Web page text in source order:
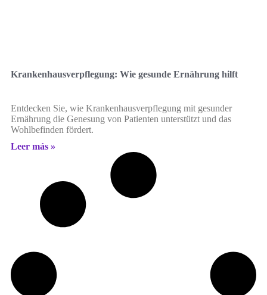
Krankenhausverpflegung: Wie gesunde Ernährung hilft
Entdecken Sie, wie Krankenhausverpflegung mit gesunder
Ernährung die Genesung von Patienten unterstützt und das
Wohlbefinden fördert.
Leer más »